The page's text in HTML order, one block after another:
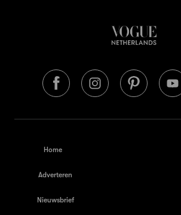
Home
Adverteren
Nieuwsbrief